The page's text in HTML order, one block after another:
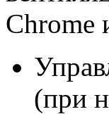
Chrome
(при